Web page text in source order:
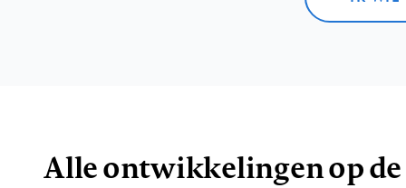
Alle ontwikkelingen op de